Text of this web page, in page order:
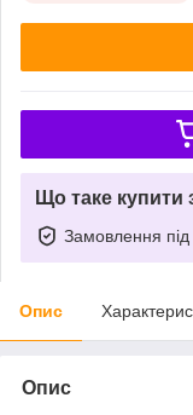
Що таке купити
Замовлення під
Опис
Опис